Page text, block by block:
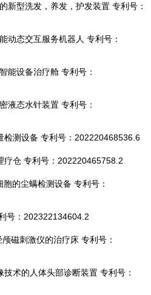
新型洗发，养发，护发装置 专利号：
动态交互服务机器人 专利号：
能设备治疗舱 专利号：
液态水针装置 专利号：
检测设备 专利号：202220468536.6
疗仓 专利号：202220465758.2
的尘螨检测设备 专利号：
号：202322134604.2
磁刺激仪的治疗床 专利号：
术的人体头部诊断装置 专利号：